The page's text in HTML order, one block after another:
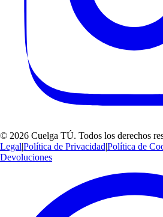
© 2026 Cuelga TÚ. Todos los derechos
Legal|Política de Privacidad|Política de
Devoluciones